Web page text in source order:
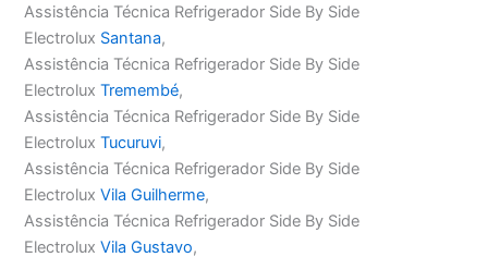
Assistência Técnica Refrigerador Side By Side
Electrolux Santana,
Assistência Técnica Refrigerador Side By Side
ElectroluxTremembé,
Assistência Técnica Refrigerador Side By Side
ElectroluxTucuruvi,
Assistência Técnica Refrigerador Side By Side
ElectroluxVila Guilherme,
Assistência Técnica Refrigerador Side By Side
ElectroluxVila Gustavo,